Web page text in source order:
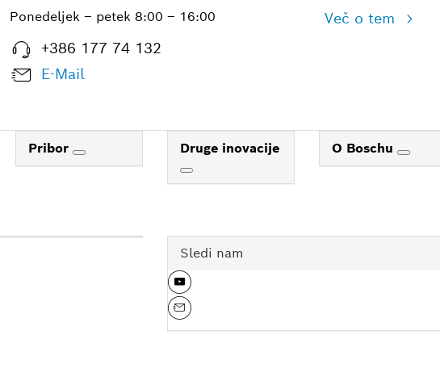
Ponedeljek – petek 8:00 – 16:00
+386 177 74 132
E-Mail
Več o tem
Pribor Druge inovacije O Boschu
Sledi nam